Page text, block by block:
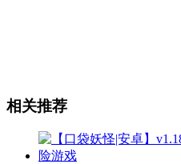
相关推荐